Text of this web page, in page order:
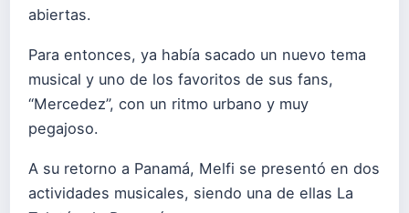
abiertas.
Para entonces, ya había sacado un nuevo tema
musical y uno de los favoritos de sus fans,
“Mercedez”, con un ritmo urbano y muy
pegajoso.
A su retorno a Panamá, Melfi se presentó en dos
actividades musicales, siendo una de ellas La